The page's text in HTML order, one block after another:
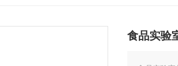
食品实验